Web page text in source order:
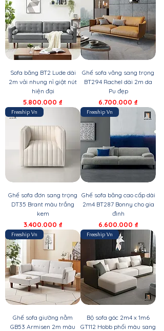
Sofa băng BT2 Lude dài
2m vải nhung nỉ giật nút
hiện đại
Giá
5.800.000 ₫
Ghế sofa văng sang trọng
BT294 Rachel dài 2m da
Pu đẹp
Giá
6.700.000 ₫
Freeship Vn
Ghế sofa đơn sang trọng
DT35 Brant màu trắng
kem
Giá
3.400.000 ₫
Freeship Vn
Ghế sofa băng cao cấp dài
2m4 BT287 Bonny cho gia
đình
Giá
6.600.000 ₫
Freeship Vn
Ghế sofa giường nằm
GB53 Armisen 2m màu
Freeship Vn
Bộ sofa góc 2m4 x 1m6
GT112 Hobb phối màu sang